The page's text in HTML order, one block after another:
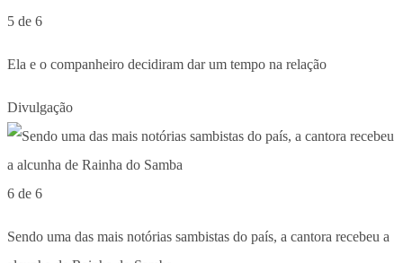
5 de 6
Ela e o companheiro decidiram dar um tempo na relação
Divulgação
6 de 6
Sendo uma das mais notórias sambistas do país, a cantora recebeu a